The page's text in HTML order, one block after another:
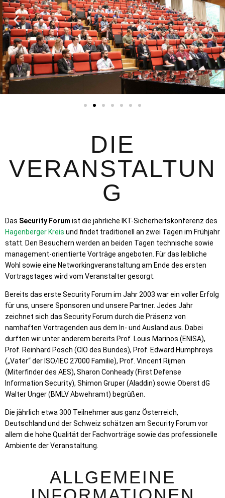
DIE
VERANSTALTUN
G
Das Security Forum ist die jährliche IKT-Sicherheitskonferenz des
Hagenberger Kreis und findet traditionell an zwei Tagen im Frühjahr
statt. Den Besuchern werden an beiden Tagen technische sowie
management-orientierte Vorträge angeboten. Für das leibliche
Wohl sowie eine Networkingveranstaltung am Ende des ersten
Vortragstages wird vom Veranstalter gesorgt.
Bereits das erste Security Forum im Jahr 2003 war ein voller Erfolg
für uns, unsere Sponsoren und unsere Partner. Jedes Jahr
zeichnet sich das Security Forum durch die Präsenz von
namhaften Vortragenden aus dem In- und Ausland aus. Dabei
durften wir unter anderem bereits Prof. Louis Marinos (ENISA),
Prof. Reinhard Posch (CIO des Bundes), Prof. Edward Humphreys
(„Vater“ der ISO/IEC 27000 Familie), Prof. Vincent Rijmen
(Miterfinder des AES), Sharon Conheady (First Defense
Information Security), Shimon Gruper (Aladdin) sowie Oberst dG
Walter Unger (BMLV Abwehramt) begrüßen.
Die jährlich etwa 300 Teilnehmer aus ganz Österreich,
Deutschland und der Schweiz schätzen am Security Forum vor
allem die hohe Qualität der Fachvorträge sowie das professionelle
Ambiente der Veranstaltung.
ALLGEMEINE